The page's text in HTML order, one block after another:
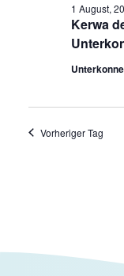
Kerwa
1 August,
Vorheriger Tag